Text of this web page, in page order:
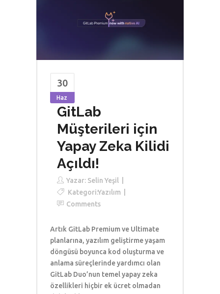
30
Haz
GitLab
Müşterileri için
Yapay Zeka Kilidi
Açıldı!
Yazar: Selin Yeşil
Kategori:Yazılım
Comments
Artık GitLab Premium ve Ultimate
planlarına, yazılım geliştirme yaşam
döngüsü boyunca kod oluşturma ve
anlama süreçlerinde yardımcı olan
GitLab Duo’nun temel yapay zeka
özellikleri hiçbir ek ücret olmadan